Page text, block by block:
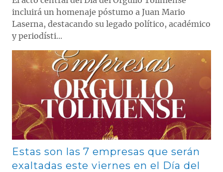
incluirá un homenaje póstumo a Juan Mario
Laserna, destacando su legado político, académico
y periodísti...
Contenido multimedia principal
Estas son las 7 empresas que serán
exaltadas este viernes en el Día del